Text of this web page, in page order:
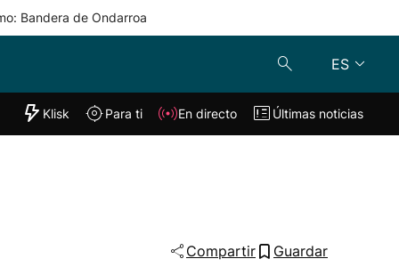
Bandera de Ondarroa
ES
"Helmuga"
Klisk En directo
Klisk Para ti En directo Últimas noticias
Compartir Guardar